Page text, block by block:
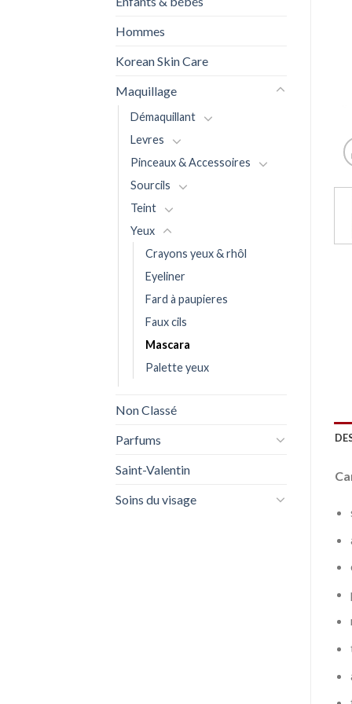
Hommes
Korean Skin Care
Maquillage
Démaquillant
Levres
Pinceaux & Accessoires
Sourcils
Teint
Yeux
Crayons yeux & rhôl
Eyeliner
Fard à paupieres
Faux cils
Mascara
Palette yeux
Non Classé
Parfums
Saint-Valentin
Soins du visage